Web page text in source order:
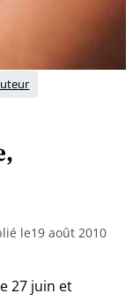
le19 août 2010
27 juin et